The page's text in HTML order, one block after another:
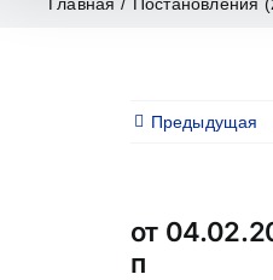
Предыдущая
от
п